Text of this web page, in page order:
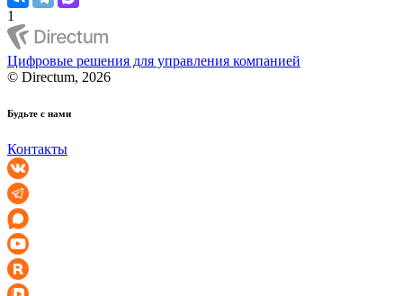
1
Цифровые решения для управления компанией
© Directum, 2026
Будьте с нами
Контакты